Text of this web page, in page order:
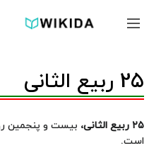
جمع و باز کردن نوار کناری
25 ربیع الثانی
۲۵ ربیع الثانی،
بیست و پنجمین
است.